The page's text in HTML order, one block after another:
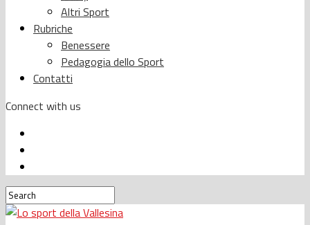
Altri Sport
Rubriche
Benessere
Pedagogia dello Sport
Contatti
Connect with us